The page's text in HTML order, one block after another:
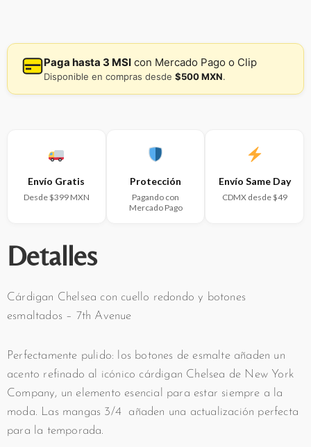
Paga hasta 3 MSI con Mercado Pago o Clip
Disponible en compras desde $500 MXN.
Envío Gratis
Desde $399 MXN
Protección
Pagando con
Mercado Pago
Envío Same Day
CDMX desde $49
Detalles
Cárdigan Chelsea con cuello redondo y botones
esmaltados – 7th Avenue
Perfectamente pulido: los botones de esmalte añaden un
acento refinado al icónico cárdigan Chelsea de New York
Company, un elemento esencial para estar siempre a la
moda. Las mangas 3/4 añaden una actualización perfecta
para la temporada.